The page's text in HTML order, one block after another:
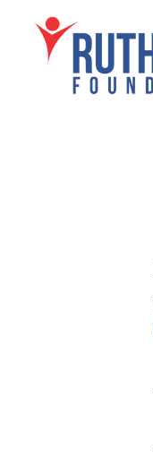
content